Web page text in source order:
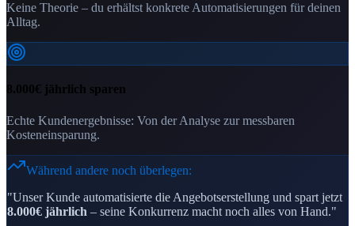
Keine Theorie – du erhältst konkrete Automatisierungen für deinen
Alltag.
8.000€ jährlich sparen
Echte Kundenergebnisse: Von der Analyse zur messbaren
Kosteneinsparung.
Während andere noch überlegen:
"Unser Kunde automatisierte die Angebotserstellung und spart jetzt
8.000€ jährlich – seine Konkurrenz macht noch alles von Hand."